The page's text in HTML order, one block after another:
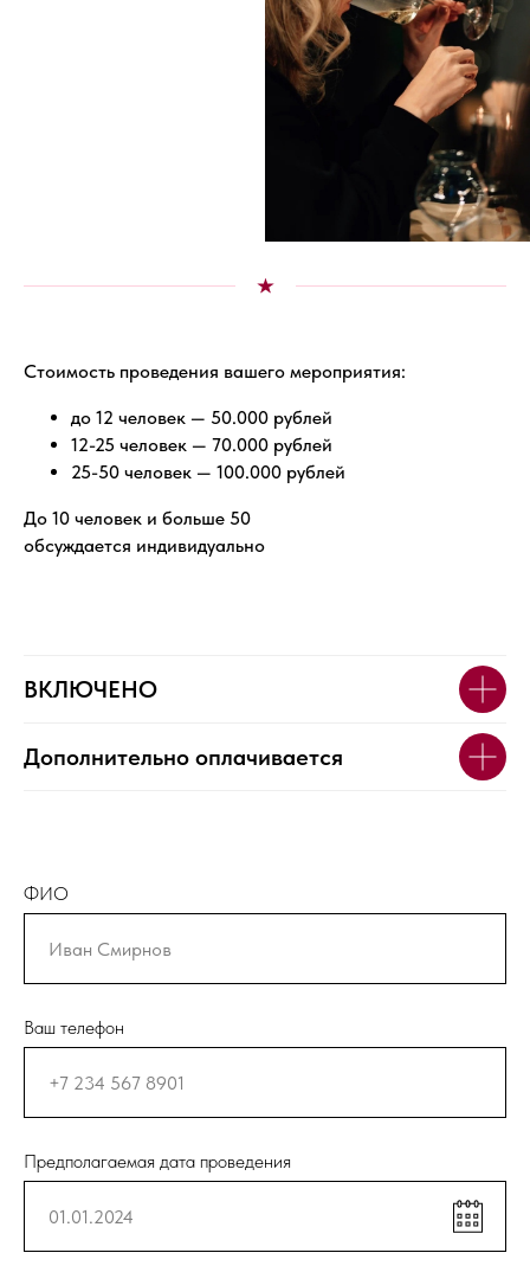
Стоимость проведения вашего мероприятия:
до 12 человек — 50.000 рублей
12-25 человек — 70.000 рублей
25-50 человек — 100.000 рублей
До 10 человек и больше 50
обсуждается индивидуально
ВКЛЮЧЕНО
Дополнительно оплачивается
ФИО
Ваш телефон
Предполагаемая дата проведения